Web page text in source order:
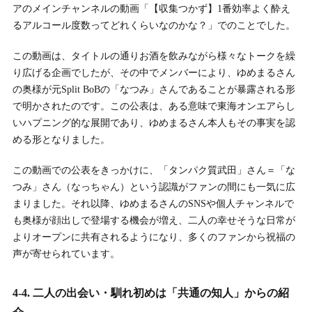
アのメインチャンネルの動画「【収集つかず】1番効率よく酔え
るアルコール度数ってどれくらいなのかな？」でのことでした。
この動画は、タイトルの通りお酒を飲みながら様々なトークを繰
り広げる企画でしたが、その中でメンバーにより、ゆめまるさん
の奥様が元Split BoBの「なつみ」さんであることが暴露される形
で明かされたのです。この公表は、ある意味で東海オンエアらし
いハプニング的な展開であり、ゆめまるさん本人もその事実を認
める形となりました。
この動画での公表をきっかけに、「タンパク質武田」さん＝「な
つみ」さん（なっちゃん）という認識がファンの間にも一気に広
まりました。それ以降、ゆめまるさんのSNSや個人チャンネルで
も奥様が顔出しで登場する機会が増え、二人の幸せそうな日常が
よりオープンに共有されるようになり、多くのファンから祝福の
声が寄せられています。
4-4. 二人の出会い・馴れ初めは「共通の知人」からの紹